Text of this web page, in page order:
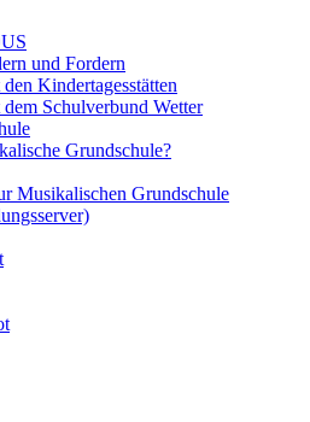
und Fordern
Kindertagesstätten
Schulverbund Wetter
Grundschule?
Musikalischen Grundschule